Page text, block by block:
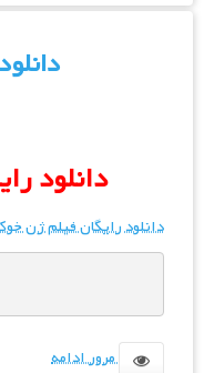
دانلود
دانلود رایگان فیلم ژن
مرور ادامه